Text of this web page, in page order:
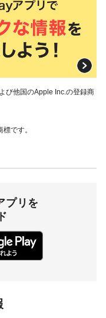
び他国のApple Inc.の登録商
です。
プリを